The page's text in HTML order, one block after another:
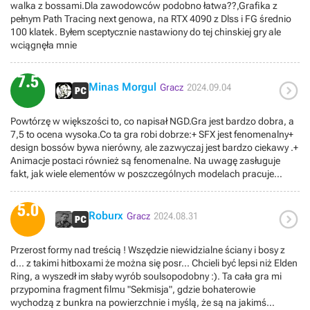
zdarza się powtórzyć jakiegoś bossa, ale raczej opcjonalnego. Przy
takim natężeniu złoli do bicia to naprawdę margines. Walki z
bossami są... różne. Niektóre są mega, inne są zupełnie nieuczciwe,
i to w obie strony. Zdarzało mi się zaliczyć hitless na pierwszym
podejściu, zdarzało mi się utknąć. Ale ostatni boss... jezu,
namęczyłem się.Mimo to formuła biegania od bossa do bossa na
ogół się sprawdza, gra oczywiście daje nam też czas na odpoczynek
pomiędzy biciem większch wrogów, dorzuca trochę eksploracji, i
mają niewidzialne ściany w miejscach w których totalnie nie
powinno ich być. Można też zapomnieć o wyciągniętej z Castlevanii
interlokacyjności, tak popularnej w grach akcji o wysokim poziomie
trudności. No i może lepiej, bo gdyby do tych map dorzucić jeszcze
skróty... nie, tak jest okej. Wizualnie lokacje są sztos, projektowo są
poprawne.Ogólnie nie jest to gra o której należy nie wiadomo jak się
rozpisywać; naprawdę dobry akcyjniak, z oryginalnym i fajnym
systemem walki i ogromną ilością bossów. Jak ktoś lubi Soulsy,
Ninja Gaideny i inne; będzie zachwycony. Wyzwanie jest na poziomie
walka z bossami.Dla zawodowców podobno łatwa??,Grafika z
pełnym Path Tracing next genowa, na RTX 4090 z Dlss i FG średnio
100 klatek. Byłem sceptycznie nastawiony do tej chinskiej gry ale
wciągnęła mnie
7.5 Minas Morgul Gracz 2024.09.04 
Powtórzę w większości to, co napisał NGD.Gra jest bardzo dobra, a
7,5 to ocena wysoka.Co ta gra robi dobrze:+ SFX jest fenomenalny+
design bossów bywa nierówny, ale zazwyczaj jest bardzo ciekawy .+
Animacje postaci również są fenomenalne. Na uwagę zasługuje
fakt, jak wiele elementów w poszczególnych modelach pracuje
ruchu, jakie widziałem.+ buildmaking jest dobry. On naprawdę
podnosi nam dps, jeśli odpowiednio ogarnie sie wszystkie synergie.
Problemem jest to, że opisy umiejętności i wewnętrzne odniesienia
są tak niejasne, że spędziłem wczoraj godzinę kolorując sobie i
rozrysowujac, co z jakiego drzewka wchodzi w synergię z czym.
Bardzo trudno jest się poruszać w tym intuicyjnie.+ fajny system
craftingu, pozwalający na dodatkowe synergie.+ dobry motyw z
koniecznoscia planowania zasobów i budowania pokładów własnej
cierpliwości. Walki mnie raczej nie frustrowały.- okropny level design.
5.0 Roburx Gracz 2024.08.31 
Przerost formy nad treścią ! Wszędzie niewidzialne ściany i bosy z
d... z takimi hitboxami że można się posr... Chcieli być lepsi niż Elden
Ring, a wyszedł im słaby wyrób soulsopodobny :). Ta cała gra mi
przypomina fragment filmu "Sekmisja", gdzie bohaterowie
wychodzą z bunkra na powierzchnie i myślą, że są na jakimś